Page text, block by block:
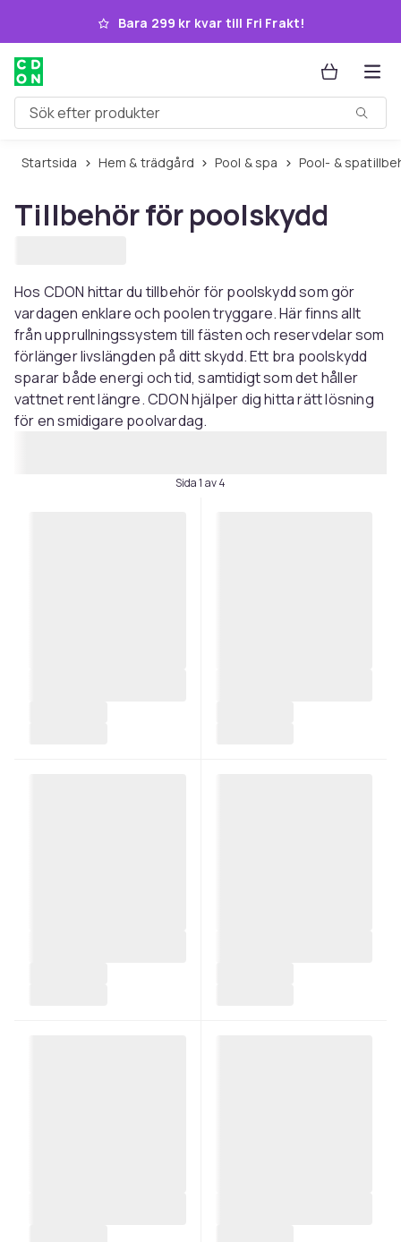
Hoppa till huvudinnehållet
Bara 299 kr kvar till Fri Frakt!
Sök efter produkter
Startsida Hem & trädgård Pool & spa Pool- &
Tillbehör för poolskydd
Hos CDON hittar du tillbehör för poolskydd som gör
vardagen enklare och poolen tryggare. Här finns allt
från upprullningssystem till fästen och reservdelar som
förlänger livslängden på ditt skydd. Ett bra poolskydd
sparar både energi och tid, samtidigt som det håller
vattnet rent längre. CDON hjälper dig hitta rätt lösning
för en smidigare poolvardag.
Sida 1 av 4